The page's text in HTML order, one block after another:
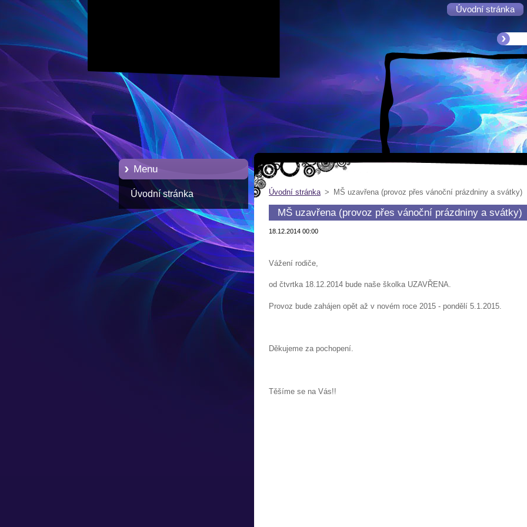
Úvodní stránka
Menu
Úvodní stránka Úvodní stránka > MŠ uzavřena (provoz přes vánoční prázdniny a svátky)
MŠ uzavřena (provoz přes vánoční prázdniny a svátky)
18.12.2014 00:00
Vážení rodiče,
od čtvrtka 18.12.2014 bude naše školka UZAVŘENA.
Provoz bude zahájen opět až v novém roce 2015 - pondělí 5.1.2015.
Děkujeme za pochopení.
Těšíme se na Vás!!